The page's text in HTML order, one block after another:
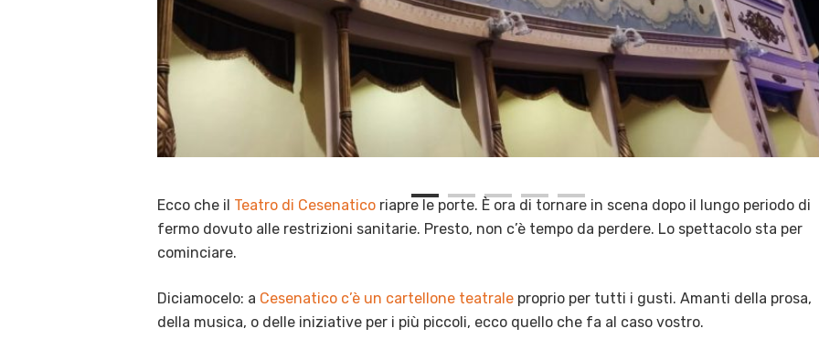
Ecco che il Teatro di Cesenatico riapre le porte. È ora di tornare in scena dopo il lungo periodo di
fermo dovuto alle restrizioni sanitarie. Presto, non c’è tempo da perdere. Lo spettacolo sta per
cominciare.
Diciamocelo: a Cesenatico c’è un cartellone teatrale proprio per tutti i gusti. Amanti della prosa,
della musica, o delle iniziative per i più piccoli, ecco quello che fa al caso vostro.